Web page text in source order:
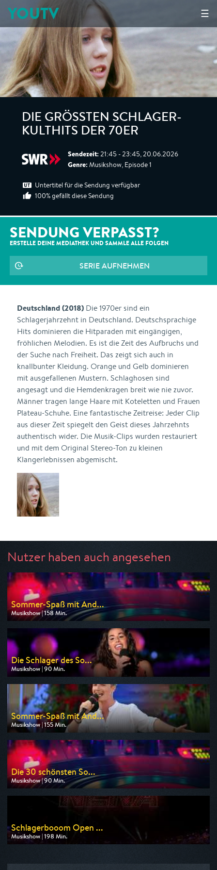
☰
YOUTV
DIE GRÖSSTEN SCHLAGER-K
ULTHITS DER 70ER
Sendezeit: 21:45 - 23:45, 20.06.2026
Genre: Musikshow, Episode 1
Untertitel für die Sendung verfügbar
100% gefällt diese Sendung
SENDUNG VERPASST?
ERSTELLE DEINE MEDIATHEK UND SAMMLE ALLE FOLGEN
SERIE AUFNEHMEN
Deutschland (2018) Die 1970er sind ein
Schlagerjahrzehnt in Deutschland. Deutschsprachige
Hits dominieren die Hitparaden mit eingängigen,
fröhlichen Melodien. Es ist die Zeit des Aufbruchs und
der Suche nach Freiheit. Das zeigt sich auch in
knallbunter Kleidung. Orange und Gelb dominieren
mit ausgefallenen Mustern. Schlaghosen sind
angesagt und die Hemdenkragen breit wie nie zuvor.
Männer tragen lange Haare mit Koteletten und Frauen
Plateau-Schuhe. Eine fantastische Zeitreise: Jeder Clip
aus dieser Zeit spiegelt den Geist dieses Jahrzehnts
authentisch wider. Die Musik-Clips wurden restauriert
und mit dem Original Stereo-Ton zu kleinen
Klangerlebnissen abgemischt.
Nutzer haben auch angesehen
Sommer-Spaß mit And...
Musikshow | 158 Min.
Ausgestrahlt von MDR
am 08.08.2026, 20:15
Die Schlager des So...
Musikshow | 90 Min.
Ausgestrahlt von MDR
am 14.08.2026, 20:15
Sommer-Spaß mit And...
Musikshow | 155 Min.
Ausgestrahlt von SR Fernsehen
am 08.08.2026, 20:15
Die 30 schönsten So...
Musikshow | 90 Min.
Ausgestrahlt von SR Fernsehen
am 08.08.2026, 22:55
Schlagerbooom Open ...
Musikshow | 198 Min.
Ausgestrahlt von MDR